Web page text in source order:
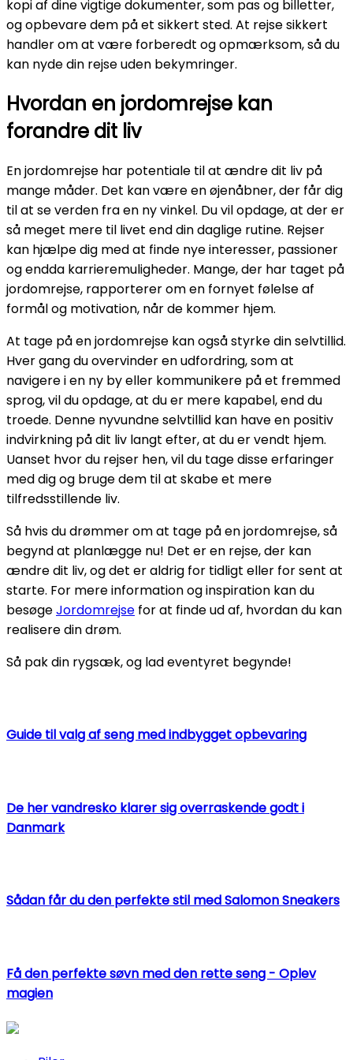
kopi af dine vigtige dokumenter, som pas og billetter,
og opbevare dem på et sikkert sted. At rejse sikkert
handler om at være forberedt og opmærksom, så du
kan nyde din rejse uden bekymringer.
Hvordan en jordomrejse kan
forandre dit liv
En jordomrejse har potentiale til at ændre dit liv på
mange måder. Det kan være en øjenåbner, der får dig
til at se verden fra en ny vinkel. Du vil opdage, at der er
så meget mere til livet end din daglige rutine. Rejser
kan hjælpe dig med at finde nye interesser, passioner
og endda karrieremuligheder. Mange, der har taget på
jordomrejse, rapporterer om en fornyet følelse af
formål og motivation, når de kommer hjem.
At tage på en jordomrejse kan også styrke din selvtillid.
Hver gang du overvinder en udfordring, som at
navigere i en ny by eller kommunikere på et fremmed
sprog, vil du opdage, at du er mere kapabel, end du
troede. Denne nyvundne selvtillid kan have en positiv
indvirkning på dit liv langt efter, at du er vendt hjem.
Uanset hvor du rejser hen, vil du tage disse erfaringer
med dig og bruge dem til at skabe et mere
tilfredsstillende liv.
Så hvis du drømmer om at tage på en jordomrejse, så
begynd at planlægge nu! Det er en rejse, der kan
ændre dit liv, og det er aldrig for tidligt eller for sent at
starte. For mere information og inspiration kan du
besøgeJordomrejse for at finde ud af, hvordan du kan
realisere din drøm.
Så pak din rygsæk, og lad eventyret begynde!
Guide til valg af seng med indbygget opbevaring
De her vandresko klarer sig overraskende godt i
Danmark
Sådan får du den perfekte stil med Salomon Sneakers
Få den perfekte søvn med den rette seng - Oplev
magien